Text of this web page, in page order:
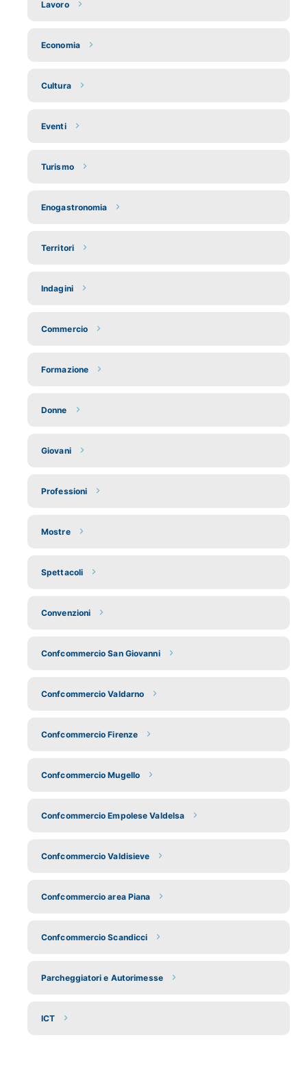
Lavoro
Economia
Cultura
Eventi
Turismo
Enogastronomia
Territori
Indagini
Commercio
Formazione
Donne
Giovani
Professioni
Mostre
Spettacoli
Convenzioni
Confcommercio San Giovanni
Confcommercio Valdarno
Confcommercio Firenze
Confcommercio Mugello
Confcommercio Empolese Valdelsa
Confcommercio Valdisieve
Confcommercio area Piana
Confcommercio Scandicci
Parcheggiatori e Autorimesse
ICT